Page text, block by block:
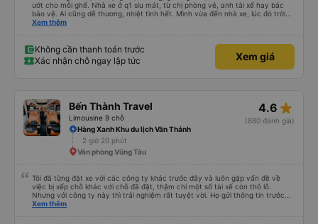
ướt cho mỗi ghế. Nhà xe ở q1 siu mát, từ chị phòng vé, anh tài xế hay bác
bảo vệ. Ai cũng dễ thương, nhiệt tình hết. Mình vừa đến nhà xe, lúc đó trời
mưa, anh nhân viên lập tức bung dù che cho mình vào nhà xe ngồi chờ. Bác
phí và cũng không cần đổi xe để trung chuyển gì luôn. Sau khi đặt vé, nhà xe
sẽ gọi xác nhận, đến lúc gần xuất phát thì bên nhà xe cũng gọi nhắc nhở
mình lun. Rấc ưng ạ. Sẽ ủng hộ hãng mỗi lần mình có dịp đi Vùng Tàu ❤️❤️❤️
Xem thêm
Không cần thanh toán trước
Xác nhận chỗ ngay lập tức
Xem giá
Bến Thành Travel
Limousine 9 chỗ
4.6 star_rate
(880 đánh giá)
Hàng Xanh Khu du lịch Văn Thánh
2 giờ 20 phút
Văn phòng Vũng Tàu
Tôi đã từng đặt xe với các công ty khác trước đây và luôn gặp vấn đề về
việc bị xếp chỗ khác với chỗ đã đặt, thậm chí một số tài xế còn thô lỗ.
Nhưng với công ty này thì trải nghiệm rất tuyệt vời. Họ gửi thông tin trước
nên tôi biết khi nào tài xế sẽ đến, đón tôi tại địa chỉ và xếp tôi ngồi đúng chỗ
Xem thêm